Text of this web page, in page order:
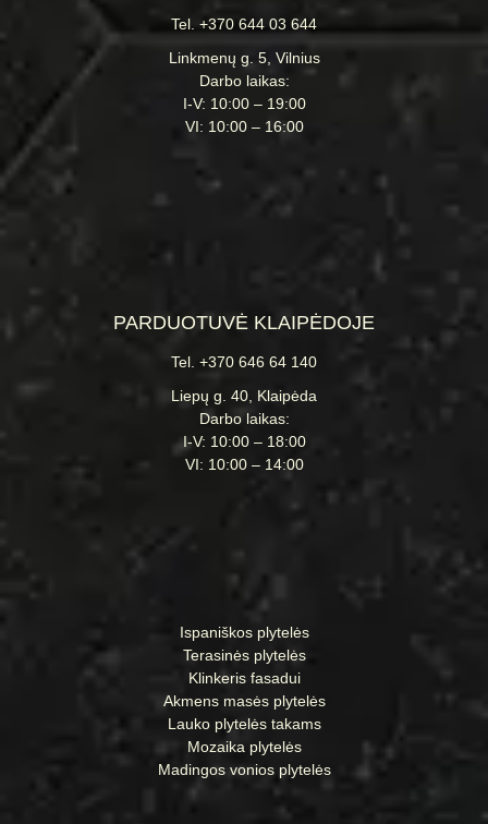
Tel. +370 644 03 644
Linkmenų g. 5, Vilnius
Darbo laikas:
I-V: 10:00 – 19:00
VI: 10:00 – 16:00
PARDUOTUVĖ KLAIPĖDOJE
Tel. +370 646 64 140
Liepų g. 40, Klaipėda
Darbo laikas:
I-V: 10:00 – 18:00
VI: 10:00 – 14:00
Ispaniškos plytelės
Terasinės plytelės
Klinkeris fasadui
Akmens masės plytelės
Lauko plytelės takams
Mozaika plytelės
Madingos vonios plytelės